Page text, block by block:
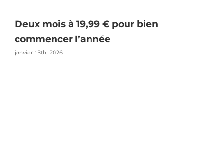
Deux mois à 19,99 € pour bien
commencer l’année
janvier 13th, 2026